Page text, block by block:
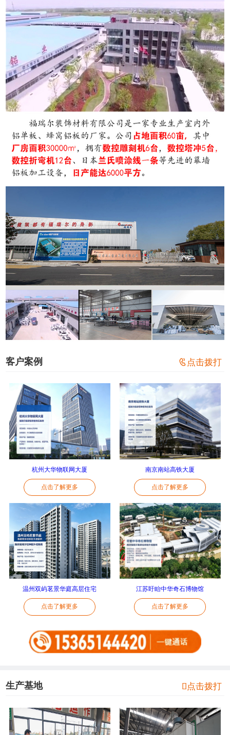
客户案例  点击拨打
杭州大华物联网大厦
点击了解更多
南京南站高铁大厦
点击了解更多
温州双屿茗景华庭高层住宅
点击了解更多
江苏盱眙中华奇石博物馆
点击了解更多
生产基地 点击拨打